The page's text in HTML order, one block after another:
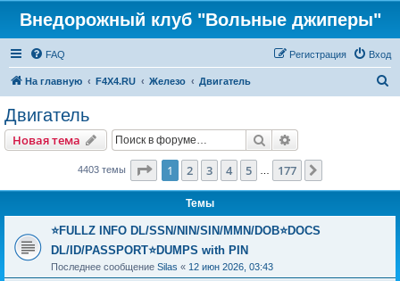
Внедорожный клуб "Вольные джиперы"
FAQ Вход
Регистрация
На главную F4X4.RU Железо Двигатель
Двигатель
Новая тема Поиск
4403 темы Страница из 177
1 2 3 4 5 177
Темы
⭐FULLZ INFO DL/SSN/NIN/SIN/MMN/DOB⭐DOCS
DL/ID/PASSPORT⭐DUMPS with PIN
Последнее сообщение Silas « 12 июн 2026, 03:43